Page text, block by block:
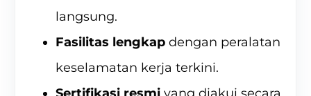
langsung.
Fasilitas lengkapdengan peralatan
keselamatan kerja terkini.